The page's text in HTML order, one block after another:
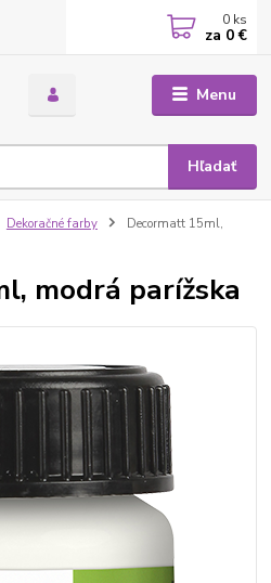
Menu
Hľadať
0 ks
za 0 €
Dekoračné farby
Decormatt 15ml,
modrá parížska